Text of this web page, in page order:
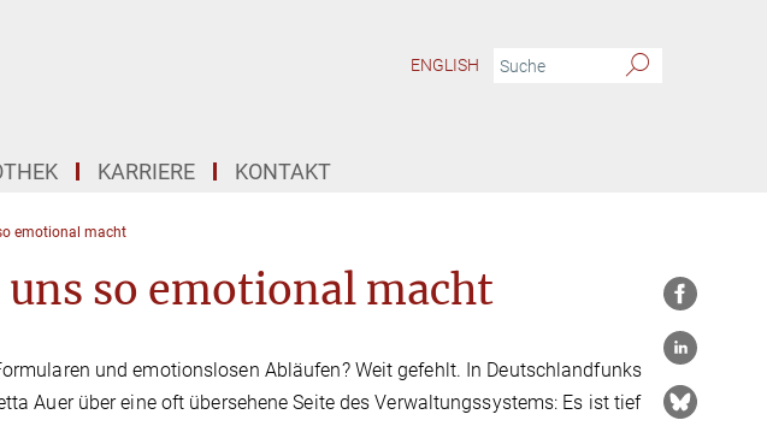
ENGLISH
KARRIERE KONTAKT
emotional macht
so emotional macht
und emotionslosen Abläufen? Weit gefehlt. In Deutschlandfunks
Auer über eine oft übersehene Seite des Verwaltungssystems: Es ist tief